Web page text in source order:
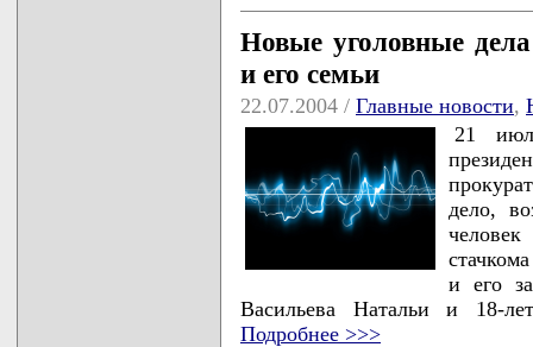
Новые уголовные
и его семьи
22.07.2004 / Главные новости,
21
дело,
и его
Васильева Натальи и 18-
Подробнее >>>